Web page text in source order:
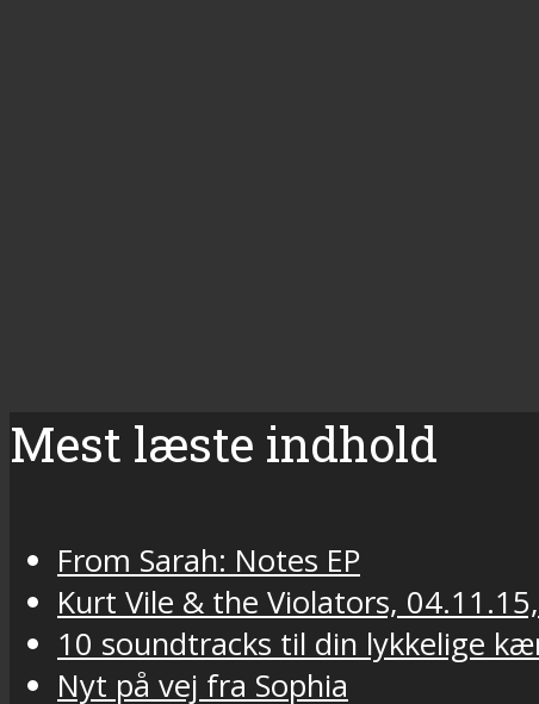
Mest læste indhold
From Sarah: Notes EP
Kurt Vile & the Violators,
10 soundtracks til din lykkelige
Nyt på vej fra Sophia